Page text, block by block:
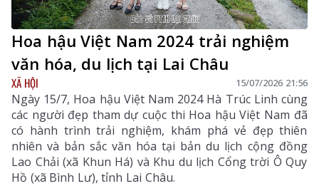
Hoa hậu Việt Nam 2024 trải nghiệm
văn hóa, du lịch tại Lai Châu
XÃ HỘI 15/07/2026 21:56
Ngày 15/7, Hoa hậu Việt Nam 2024 Hà Trúc Linh cùng
các người đẹp tham dự cuộc thi Hoa hậu Việt Nam đã
có hành trình trải nghiệm, khám phá vẻ đẹp thiên
nhiên và bản sắc văn hóa tại bản du lịch cộng đồng
Lao Chải (xã Khun Há) và Khu du lịch Cổng trời Ô Quy
Hồ (xã Bình Lư), tỉnh Lai Châu.